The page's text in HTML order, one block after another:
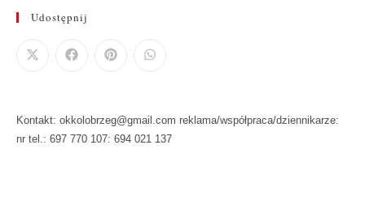
Udostępnij
Kontakt: okkolobrzeg@gmail.com reklama/współpraca/dziennikarze:
nr tel.: 697 770 107: 694 021 137